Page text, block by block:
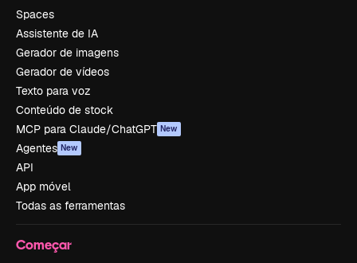
Spaces
Assistente de IA
Gerador de imagens
Gerador de vídeos
Texto para voz
Conteúdo de stock
MCP para Claude/ChatGPT New
Agentes New
API
App móvel
Todas as ferramentas
Começar